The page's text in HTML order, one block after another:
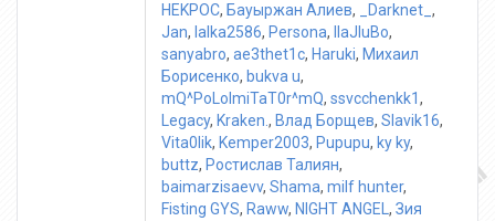
HEKPOC, Бауыржан Алиев, _Darknet_ ,
Jan, lalka2586, Persona, IIaJIuBo,
sanyabro, ae3thet1c, Haruki, Михаил
Борисенко, bukva u,
mQ^PoLoImiTaT0r^mQ, ssvcchenkk1,
Legacy, Kraken. , Влад Борщев, Slavik16,
Vita0lik, Kemper2003, Pupupu, ky ky,
buttz, Ростислав Талиян,
baimarzisaevv, Shama, milf hunter,
Fisting GYS, Raww, NIGHT ANGEL , Зия